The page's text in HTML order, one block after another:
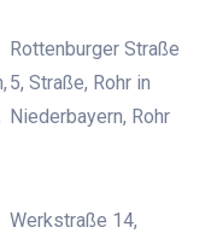
Rottenburger Straße
5, Straße, Rohr in
Niederbayern, Rohr
Werkstraße 14,